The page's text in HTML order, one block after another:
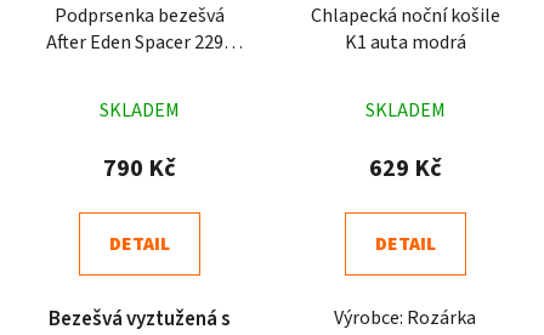
Podprsenka bezešvá
After Eden Spacer 2295
hodnocení
produktu
4,9
z
hvězdiček.
SKLADEM
790 Kč
DETAIL
Bezešvá vyztužená s
Chlapecká noční košile
K1 auta modrá
hodnocení
produktu
4,9
z
hvězdiček.
SKLADEM
629 Kč
DETAIL
Výrobce: Rozárka